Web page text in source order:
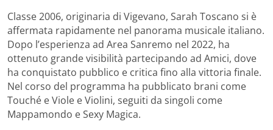
Classe 2006, originaria di Vigevano, Sarah Toscano si è
affermata rapidamente nel panorama musicale italiano.
Dopo l’esperienza ad Area Sanremo nel 2022, ha
ottenuto grande visibilità partecipando ad Amici, dove
ha conquistato pubblico e critica fino alla vittoria finale.
Nel corso del programma ha pubblicato brani come
Touché e Viole e Violini, seguiti da singoli come
Mappamondo e Sexy Magica.